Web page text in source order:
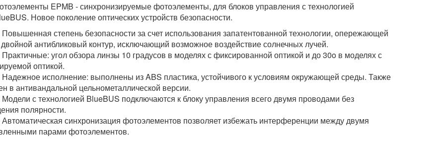
EPMB - синхронизируемые фотоэлементы, для блоков управления с технологией
Новое поколение оптических устройств безопасности.
степень безопасности за счет использования запатентованной технологии, опережающей
антибликовый контур, исключающий возможное воздействие солнечных лучей.
угол обзора линзы 10 градусов в моделях с фиксированной оптикой и до 30o в моделях с
оптикой.
исполнение: выполнены из ABS пластика, устойчивого к условиям окружающей среды. Также
в антивандальной цельнометаллической версии.
с технологией BlueBUS подключаются к блоку управления всего двумя проводами без
полярности.
синхронизация фотоэлементов позволяет избежать интерференции между двумя
парами фотоэлементов.